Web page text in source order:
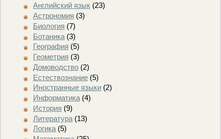
Английский язык(23)
Астрономия (3)
Биология (7)
Ботаника(3)
География (5)
Геометрия (3)
Домоводство(2)
Естествознание(5)
Иностранные языки(2)
Информатика(4)
История (9)
Литература(13)
Логика(5)